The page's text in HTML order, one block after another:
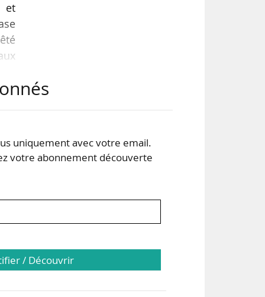
et
uniquement avec votre email.
votre abonnement découverte
/ Découvrir